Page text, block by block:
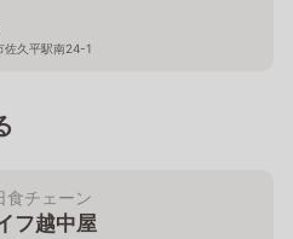
佐久平駅南24-1
食チェーン
フ越中屋